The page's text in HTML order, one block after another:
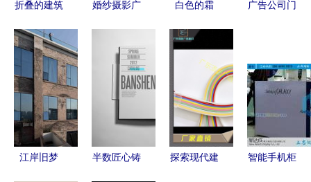
折叠的建筑
计创意产品
目录宣传广
告页全解析
婚纱摄影广
零到精品的
创意与实践
白色的霜
广告公司门
学的融合
江岸旧梦
半数匠心铸
探索现代建
智能手机柜